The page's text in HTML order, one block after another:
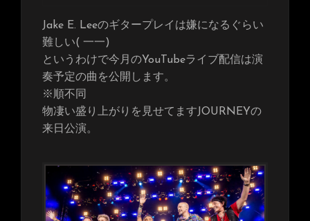
Jake E. Leeのギタープレイは嫌になるぐらい
難しい( 一一)
というわけで今月のYouTubeライブ配信は演
奏予定の曲を公開します。
※順不同
物凄い盛り上がりを見せてますJOURNEYの
来日公演。